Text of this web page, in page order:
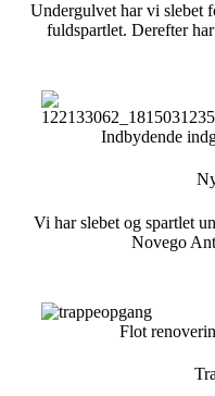
Undergulvet har vi slebet
fuldspartlet. Derefter
Indbydende
Vi har slebet og spartlet
Novego
Flot